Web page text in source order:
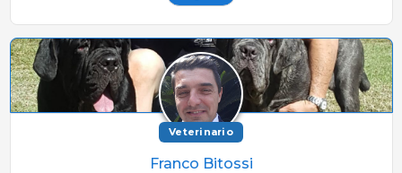
Veterinario
Franco Bitossi